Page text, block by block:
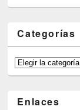
Categorías
Categorías
Enlaces